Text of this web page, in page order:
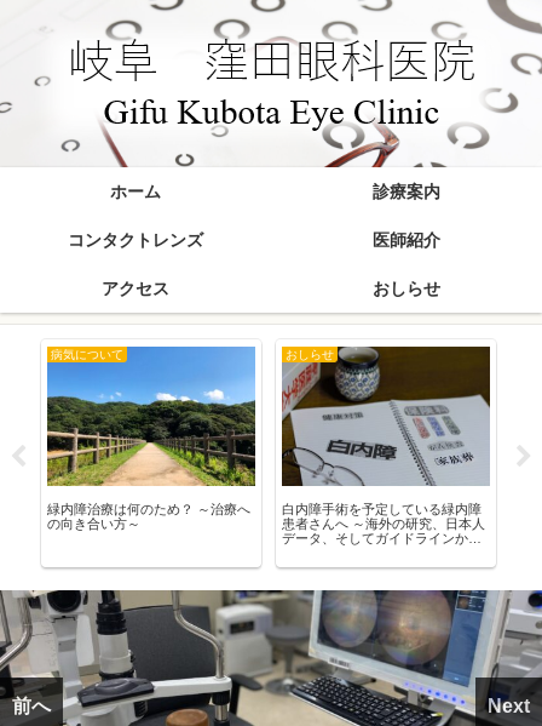
ホーム 診療案内
コンタクトレンズ 医師紹介
アクセス おしらせ
病気について
緑内障治療は何のため？ ～治療へ
の向き合い方～
おしらせ
白内障手術を予定している緑内障
患者さんへ ～海外の研究、日本人
データ、そしてガイドラインから
前へ Next